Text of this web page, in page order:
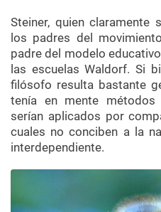
Steiner, quien claramente
los padres del
padre del modelo
las escuelas Waldorf. Si
filósofo resulta bastante
tenía en mente
serían aplicados por
cuales no conciben a la
interdependiente.